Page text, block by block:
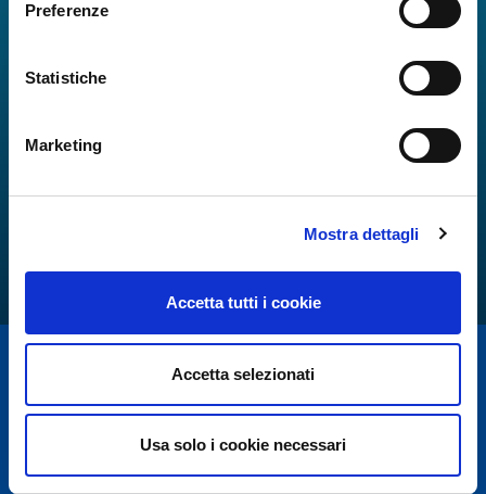
Preferenze
Statistiche
Marketing
Mostra dettagli
Accetta tutti i cookie
Accetta selezionati
Usa solo i cookie necessari